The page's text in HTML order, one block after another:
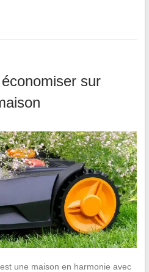
sur
une maison en harmonie avec